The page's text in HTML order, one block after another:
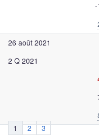
-
26 août 2021
2 Q 2021
1
2
3